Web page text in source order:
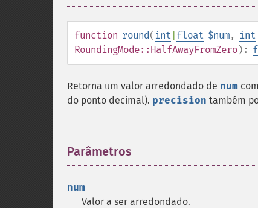
function round( int float $num, int
RoundingMode::HalfAwayFromZero):
Retorna um valor arredondado de num
do ponto decimal). precision também
Parâmetros
num
Valor a ser arredondado.